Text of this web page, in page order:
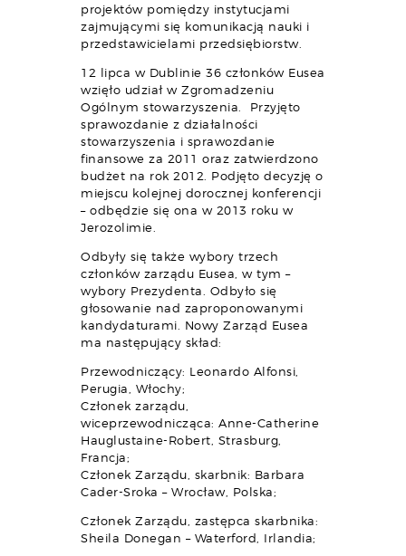
projektów pomiędzy instytucjami
zajmującymi się komunikacją nauki i
przedstawicielami przedsiębiorstw.
12 lipca w Dublinie 36 członków Eusea
wzięło udział w Zgromadzeniu
Ogólnym stowarzyszenia. Przyjęto
sprawozdanie z działalności
stowarzyszenia i sprawozdanie
finansowe za 2011 oraz zatwierdzono
budżet na rok 2012. Podjęto decyzję o
miejscu kolejnej dorocznej konferencji
– odbędzie się ona w 2013 roku w
Jerozolimie.
Odbyły się także wybory trzech
członków zarządu Eusea, w tym –
wybory Prezydenta. Odbyło się
głosowanie nad zaproponowanymi
kandydaturami. Nowy Zarząd Eusea
ma następujący skład:
Przewodniczący: Leonardo Alfonsi,
Perugia, Włochy;
Członek zarządu,
wiceprzewodnicząca: Anne-Catherine
Hauglustaine-Robert, Strasburg,
Francja;
Członek Zarządu, skarbnik: Barbara
Cader-Sroka – Wrocław, Polska;
Członek Zarządu, zastępca skarbnika:
Sheila Donegan – Waterford, Irlandia;